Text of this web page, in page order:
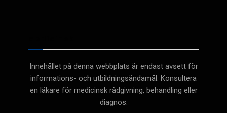
Innehållet på denna webbplats är endast avsett för
informations- och utbildningsändamål. Konsultera
en läkare för medicinsk rådgivning, behandling eller
diagnos.